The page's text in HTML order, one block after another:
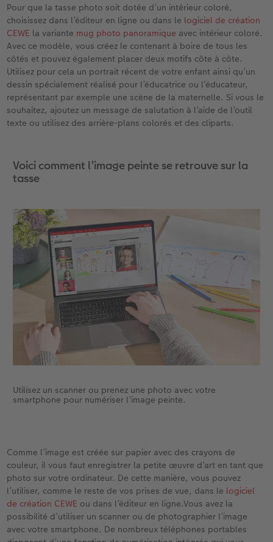
Pour que la tasse photo soit dotée d’un intérieur coloré,
choisissez dans l’éditeur en ligne ou dans le logiciel de création
CEWE la variante mug photo panoramique avec intérieur coloré.
Avec ce modèle, vous créez le contenant à boire de tous les
côtés et pouvez également placer deux motifs côte à côte.
Utilisez pour cela un portrait récent de votre enfant ainsi qu’un
dessin spécialement réalisé pour l’éducatrice ou l’éducateur,
représentant par exemple une scène de la maternelle. Si vous le
souhaitez, ajoutez un message de salutation à l’aide de l’outil
texte ou utilisez des arrière-plans colorés et des cliparts.
Voici comment l’image peinte se retrouve sur la
tasse
Utilisez un scanner ou prenez une photo avec votre
smartphone pour numériser l’image peinte.
Comme l’image est créée sur papier avec des crayons de
couleur, il vous faut enregistrer la petite œuvre d’art en tant que
photo sur votre ordinateur. De cette manière, vous pouvez
l’utiliser, comme le reste de vos prises de vue, dans le logiciel
de création CEWE ou dans l’éditeur en ligne.Vous avez la
possibilité d’utiliser un scanner ou de photographier l’image
avec votre smartphone. De nombreux téléphones portables